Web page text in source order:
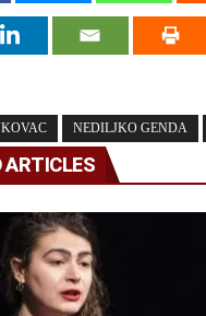
NEDILJKO GENDA
ARTICLES